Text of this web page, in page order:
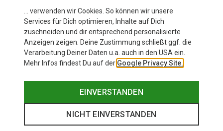
… verwenden wir Cookies. So können wir unsere
Services für Dich optimieren, Inhalte auf Dich
zuschneiden und dir entsprechend personalisierte
Anzeigen zeigen. Deine Zustimmung schließt ggf. die
Verarbeitung Deiner Daten u.a. auch in den USA ein.
Mehr Infos findest Du auf der Google Privacy Site.
EINVERSTANDEN
NICHT EINVERSTANDEN